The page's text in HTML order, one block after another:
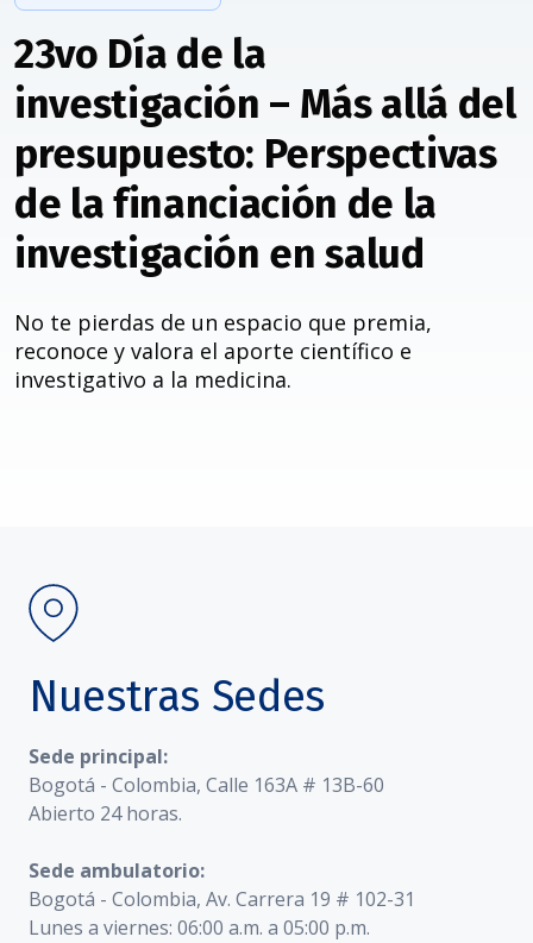
23vo Día de la
investigación – Más allá del
presupuesto: Perspectivas
de la financiación de la
investigación en salud
No te pierdas de un espacio que premia,
reconoce y valora el aporte científico e
investigativo a la medicina.
Nuestras Sedes
Sede principal:
Bogotá - Colombia, Calle 163A # 13B-60
Abierto 24 horas.
Sede ambulatorio:
Bogotá - Colombia, Av. Carrera 19 # 102-31
Lunes a viernes: 06:00 a.m. a 05:00 p.m.